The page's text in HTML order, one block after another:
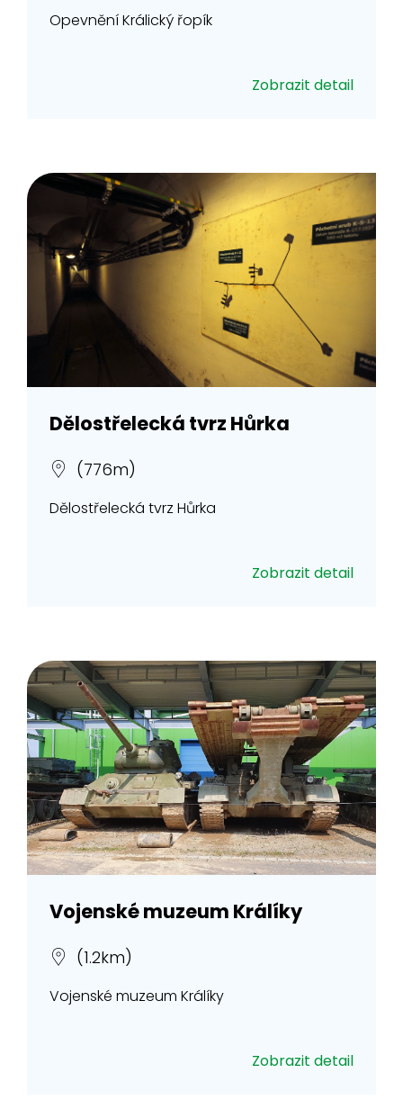
Opevnění Králický řopík
Zobrazit detail
Dělostřelecká tvrz Hůrka
(776m)
Dělostřelecká tvrz Hůrka
Zobrazit detail
Vojenské muzeum Králíky
(1.2km)
Vojenské muzeum Králíky
Zobrazit detail